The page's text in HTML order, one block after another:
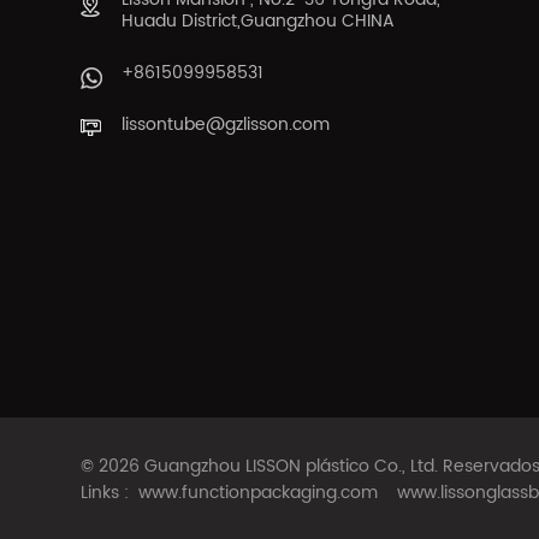
Huadu District,Guangzhou CHINA
+8615099958531
lissontube@gzlisson.com
© 2026 Guangzhou LISSON plástico Co., Ltd.
Links : www.functionpackaging.com